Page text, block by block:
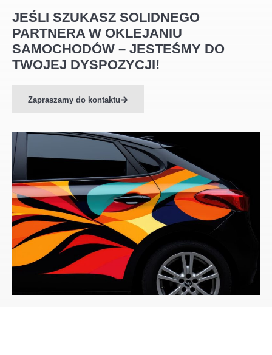
JEŚLI SZUKASZ SOLIDNEGO
PARTNERA W OKLEJANIU
SAMOCHODÓW – JESTEŚMY DO
TWOJEJ DYSPOZYCJI!
Zapraszamy do kontaktu